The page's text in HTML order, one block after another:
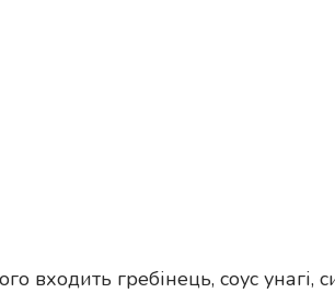
гребінець, соус унагі,